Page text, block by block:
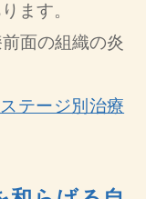
ます。
面の組織の炎
テージ別治療